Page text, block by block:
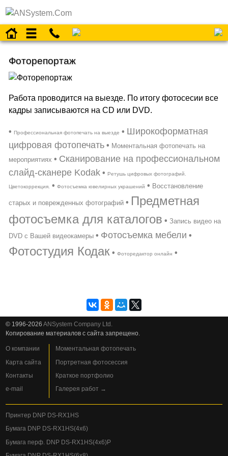
Фоторепортаж
Работа проводится на выезде. По итогу фотосесии все
кадры записываются на CD или DVD.
• Профессиональная фотопечать на выезде • Широкоформатная
цифровая фотопечать• Моментальная фотопечать на
мероприятиях • Сканирование на профессиональном
слайд-сканере Kodak• Ретушь цифровых фотографий.
Цветокоррекция. • Фотосъемка ювелирных украшений • Восстановление
старых и поврежденных фотографий• Предметная
фотосъемка для каталогов • Запись видео на
DVD с Вашей видеокамеры• Фотосъемка мебели •
Фотостудия Кодак • Фоторедактор онлайн •
© 1996-2026ANSystem Company Ltd.
Копирование материалов с сайта запрещено.
О компании
Карта сайта
Контакты
e-mail
Моментальная фотопечать
Портретная фотосессия
Краткое портфолио
Галерея работ →
Принтер DNP DS-RX1HS
Бумага DNP DS-RX1HS(4x6)
Бумага перф. DNP DS-RX1HS(4x6)P